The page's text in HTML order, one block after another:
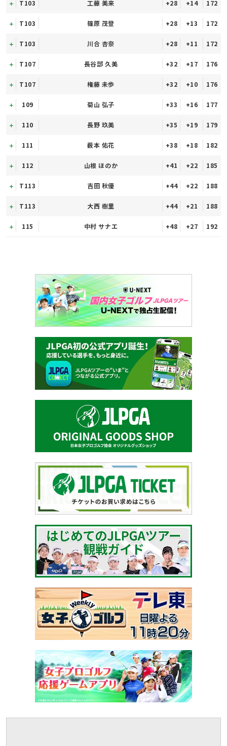
T103 工藤 美来 +28 +14 172
T103 篠原 茂登 +28 +13 172
T103 川合 杏奈 +28 +11 172
T107 長谷部 久美 +32 +17 176
T107 権藤 未歩 +32 +10 176
109 菊山 弘子 +33 +16 177
110 長野 玖美 +35 +19 179
111 薮本 佑花 +38 +18 182
112 山根 ほのか +41 +22 185
T113 吉田 秋優 +44 +22 188
T113 大西 樹里 +44 +21 188
115 中村 サナエ +48 +27 192